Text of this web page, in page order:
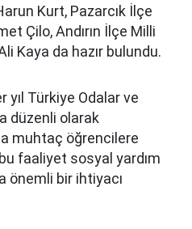
Kurt, Pazarcık İlçe
Çilo, Andırın İlçe Milli
Kaya da hazır bulundu.
yıl Türkiye Odalar ve
düzenli olarak
muhtaç öğrencilere
faaliyet sosyal yardım
önemli bir ihtiyacı